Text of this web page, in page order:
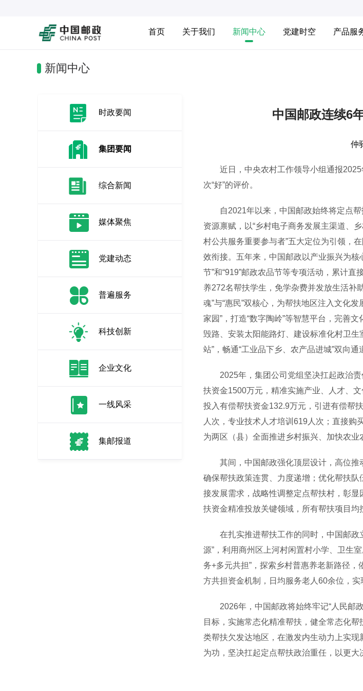
首页 关于我们 新闻中心 党建时空 产品服
新闻中心
时政要闻
集团要闻
综合新闻
媒体聚焦
党建动态
普遍服务
科技创新
企业文化
一线风采
集邮报道
中国邮政连续6
仲
近日，中央农村工作领导小组通报2025
次“好”的评价。
自2021年以来，中国邮政始终将定点帮
资源禀赋，以“乡村电子商务发展主渠道、
村公共服务重要参与者”五大定位为引领，
效衔接。五年来，中国邮政以产业振兴为
节”和“919”邮政农品节等专项活动，累计
养272名帮扶学生，免学杂费并发放生活补
魂”与“惠民”双核心，为帮扶地区注入文化
家园”，打造“数字陶岭”等智慧平台，完善
毁路、安装太阳能路灯、建设标准化村卫
站”，畅通“工业品下乡、农产品进城”双向
2025年，集团公司党组坚决扛起政治责
扶资金1500万元，精准实施产业、人才、
投入有偿帮扶资金132.9万元，引进有偿帮
人次，专业技术人才培训619人次；直接购
为两区（县）全面推进乡村振兴、加快农业
其间，中国邮政强化顶层设计，高位推
确保帮扶政策连贯、力度递增；优化帮扶
接发展需求，战略性调整定点帮扶村，彰
扶资金精准投放关键领域，所有帮扶项目均
在扎实推进帮扶工作的同时，中国邮政
源”，利用商州区上河村闲置村小学、卫生
务+多元共担”，探索乡村普惠养老新路径
方共担资金机制，日均服务老人60余位，实
2026年，中国邮政将始终牢记“人民邮政
目标，实施常态化精准帮扶，健全常态化
类帮扶欠发达地区，在激发内生动力上实
为功，坚决扛起定点帮扶政治重任，以更